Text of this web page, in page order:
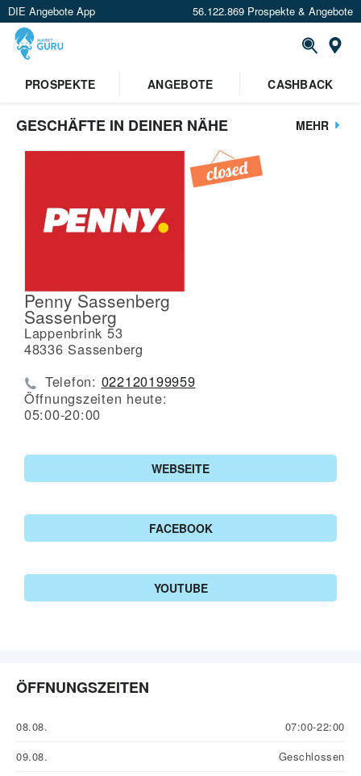
DIE Angebote App 56.122.869 Prospekte & Angebote
PROSPEKTE
ANGEBOTE CASHBACK
GESCHÄFTE IN DEINER NÄHE MEHR
Penny Sassenberg
Sassenberg
Lappenbrink 53
48336 Sassenberg
Telefon: 022120199959
Öffnungszeiten heute:
05:00-20:00
WEBSEITE
FACEBOOK
YOUTUBE
ÖFFNUNGSZEITEN
08.08.
07:00-22:00
09.08.
Geschlossen